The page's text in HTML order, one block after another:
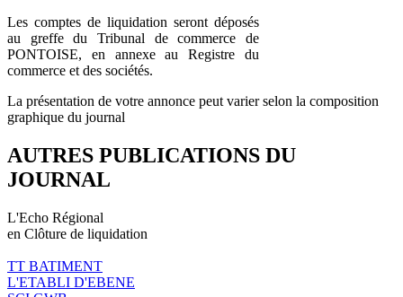
Les comptes de liquidation seront déposés
au greffe du Tribunal de commerce de
PONTOISE, en annexe au Registre du
commerce et des sociétés.
La présentation de votre annonce peut varier selon la composition
graphique du journal
AUTRES PUBLICATIONS DU
JOURNAL
L'Echo Régional
en Clôture de liquidation
TT BATIMENT
L'ETABLI D'EBENE